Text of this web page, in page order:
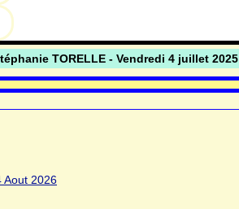
TORELLE - Vendredi 4 juillet 2025
Aout 2026